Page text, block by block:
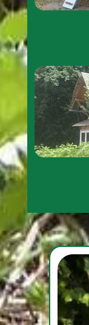
Léo DREVET